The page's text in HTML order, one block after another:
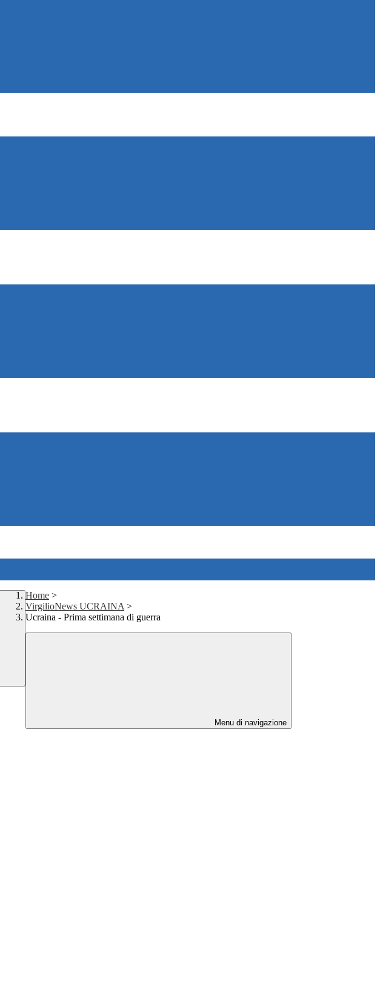
Home >
VirgilioNews UCRAINA >
Ucraina - Prima settimana di guerra
Menu di navigazione